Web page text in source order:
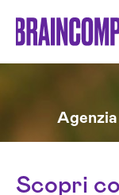
Scopri